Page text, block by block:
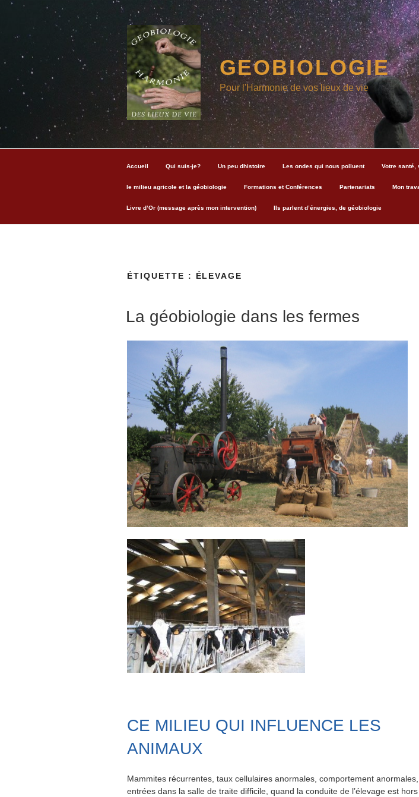
Aller
GEOBIOLOGIE
Pour l'Harmonie de vos lieux de vie
Accueil Qui suis-je? Un peu dhistoire Les ondes qui nous polluent Votre santé,
le milieu agricole et la géobiologie Formations et Conférences Partenariats Mon
Livre d’Or (message après mon intervention) Ils parlent d’énergies, de géobiologie
ÉTIQUETTE : ÉLEVAGE
La géobiologie dans les fermes
CE MILIEU QUI INFLUENCE LES
ANIMAUX
Mammites récurrentes, taux cellulaires anormales, comportement anormales,
entrées dans la salle de traite difficile, quand la conduite de l’élevage est